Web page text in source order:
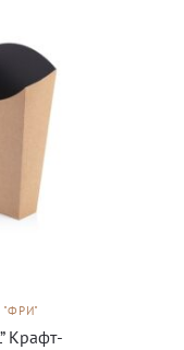
Крафт-